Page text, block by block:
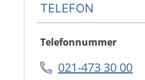
TELEFON
Telefonnummer
021-473 30 00